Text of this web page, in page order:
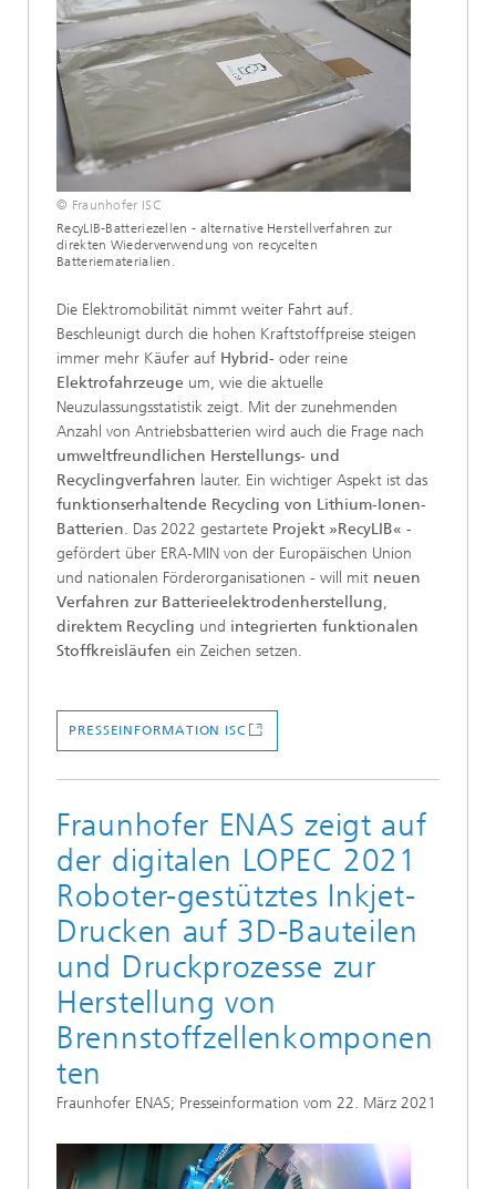
© Fraunhofer ISC
RecyLIB-Batteriezellen - alternative Herstellverfahren zur
direkten Wiederverwendung von recycelten
Batteriematerialien.
Die Elektromobilität nimmt weiter Fahrt auf.
Beschleunigt durch die hohen Kraftstoffpreise steigen
immer mehr Käufer auf Hybrid- oder reine
Elektrofahrzeuge um, wie die aktuelle
Neuzulassungsstatistik zeigt. Mit der zunehmenden
Anzahl von Antriebsbatterien wird auch die Frage nach
umweltfreundlichen Herstellungs- und
Recyclingverfahren lauter. Ein wichtiger Aspekt ist das
funktionserhaltende Recycling von Lithium-Ionen-
Batterien. Das 2022 gestartete Projekt »RecyLIB« -
gefördert über ERA-MIN von der Europäischen Union
und nationalen Förderorganisationen - will mit neuen
Verfahren zur Batterieelektrodenherstellung,
direktem Recycling und integrierten funktionalen
Stoffkreisläufen ein Zeichen setzen.
PRESSEINFORMATION ISC
Fraunhofer ENAS zeigt auf
der digitalen LOPEC 2021
Roboter-gestütztes Inkjet-
Drucken auf 3D-Bauteilen
und Druckprozesse zur
Herstellung von
Brennstoffzellenkomponen
ten
Fraunhofer ENAS; Presseinformation vom 22. März 2021